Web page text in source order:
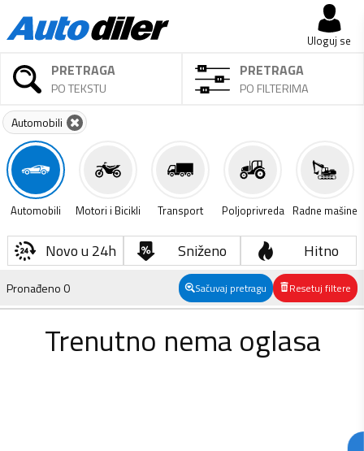
Uloguj se
PRETRAGA
PO TEKSTU
PRETRAGA
PO FILTERIMA
Automobili
Automobili Motori i Bicikli Transport Poljoprivreda Radne mašine
Novo u 24h Sniženo Hitno
Pronađeno0 Sačuvaj pretragu Resetuj filtere
Trenutno nema oglasa